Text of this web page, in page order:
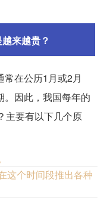
来越贵？
在公历1月或2月
。因此，我国每年的
主要有以下几个原
这个时间段推出各种